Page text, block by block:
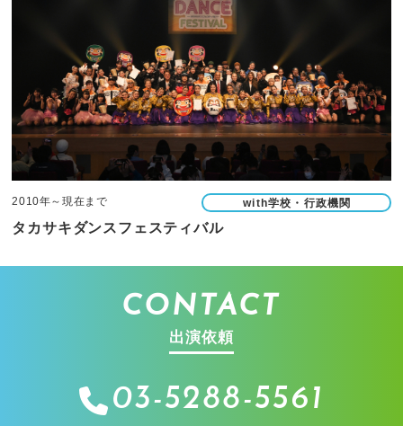
2010年～現在まで with学校・行政機関
タカサキダンスフェスティバル
CONTACT
出演依頼
03-5288-5561